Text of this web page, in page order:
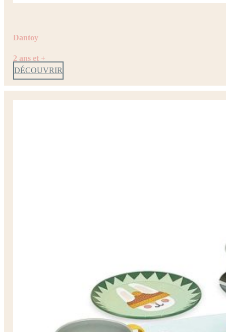
Dantoy
2 ans et +
DÉCOUVRIR